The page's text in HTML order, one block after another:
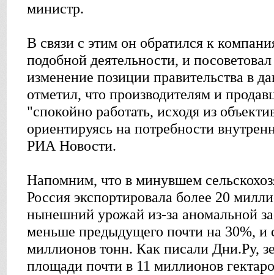
министр.
В связи с этим он обратился к
подобной деятельности, и
изменение позиции правительства в
отметил, что производителям и
"спокойно работать, исходя из
ориентируясь на потребности
РИА Новости.
Напомним, что в минувшем
Россия экспортировала более 20
нынешний урожай из-за аномальной
меньше предыдущего почти на 30%, и
миллионов тонн. Как писали Дни.Ру,
площади почти в 11 миллионов